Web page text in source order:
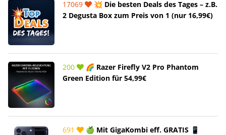
17069
💥 Die besten Deals des Tages – z.B.
2 Degusta Box zum Preis von 1 (nur 16,99€)
200
🌈 Razer Firefly V2 Pro Phantom
Green Edition für 54,99€
691
🍏 Mit GigaKombi eff. GRATIS 📱